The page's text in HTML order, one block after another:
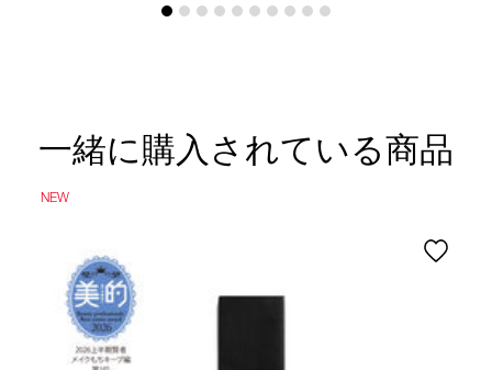
一緒に購入されている商品
NEW